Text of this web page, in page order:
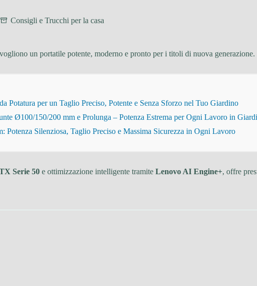
Consigli e Trucchi per la casa
un portatile potente, moderno e pronto per i titoli di nuova generazione.
per un Taglio Preciso, Potente e Senza Sforzo nel Tuo Giardino
Ø100/150/200 mm e Prolunga – Potenza Estrema per Ogni Lavoro in
Potenza Silenziosa, Taglio Preciso e Massima Sicurezza in Ogni Lavoro
Serie 50 e ottimizzazione intelligente tramite Lenovo AI Engine+, offre